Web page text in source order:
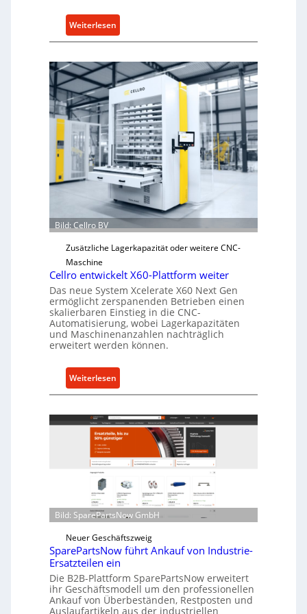
n
5
%
ü
b
e
r
V
o
r
j
a
h
r
Weiterlesen:
M
c
h
n
i
c
h
e
r
Ü
b
r
s
t
s
c
u
t
z
f
ü
r
i
i
r
k
t
A
n
Bild: Cellro BV
Zusätzliche Lagerkapazität oder weitere CNC-
Maschine
Cellro entwickelt X60-Plattform weiter
Das neue System Xcelerate X60 Next Gen
ermöglicht zerspanenden Betrieben einen
skalierbaren Einstieg in die CNC-
Automatisierung, wobei Lagerkapazitäten
und Maschinenanzahlen nachträglich
erweitert werden können.
Weiterlesen:
C
l
l
n
t
w
i
c
k
e
l
t
Bild: SparePartsNow GmbH
Neuer Geschäftszweig
SparePartsNow führt Ankauf von Industrie-
Ersatzteilen ein
Die B2B-Plattform SparePartsNow erweitert
ihr Geschäftsmodell um den professionellen
Ankauf von Überbeständen, Restposten und
Auslaufartikeln aus der industriellen